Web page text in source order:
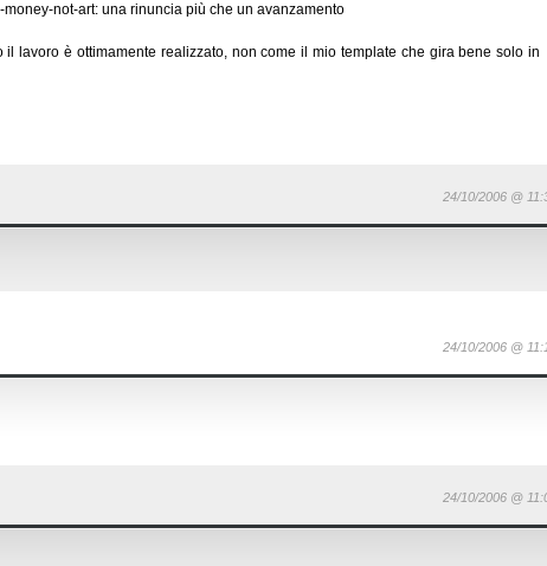
not-art: una rinuncia più che un avanzamento
il lavoro è ottimamente realizzato, non come il mio template che gira bene solo in
24/10/2006 @
24/10/2006 @
24/10/2006 @